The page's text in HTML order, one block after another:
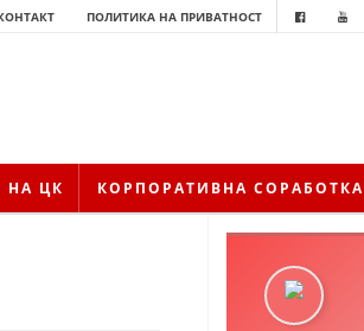
ПОЛИТИКА НА ПРИВАТНОСТ
НА ЦК КОРПОРАТИВНА СОРАБОТКА